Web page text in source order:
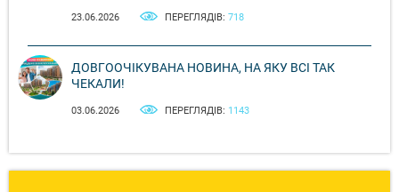
23.06.2026 ПЕРЕГЛЯДІВ: 718
ДОВГООЧІКУВАНА НОВИНА, НА ЯКУ ВСІ ТАК
ЧЕКАЛИ!
03.06.2026 ПЕРЕГЛЯДІВ: 1143